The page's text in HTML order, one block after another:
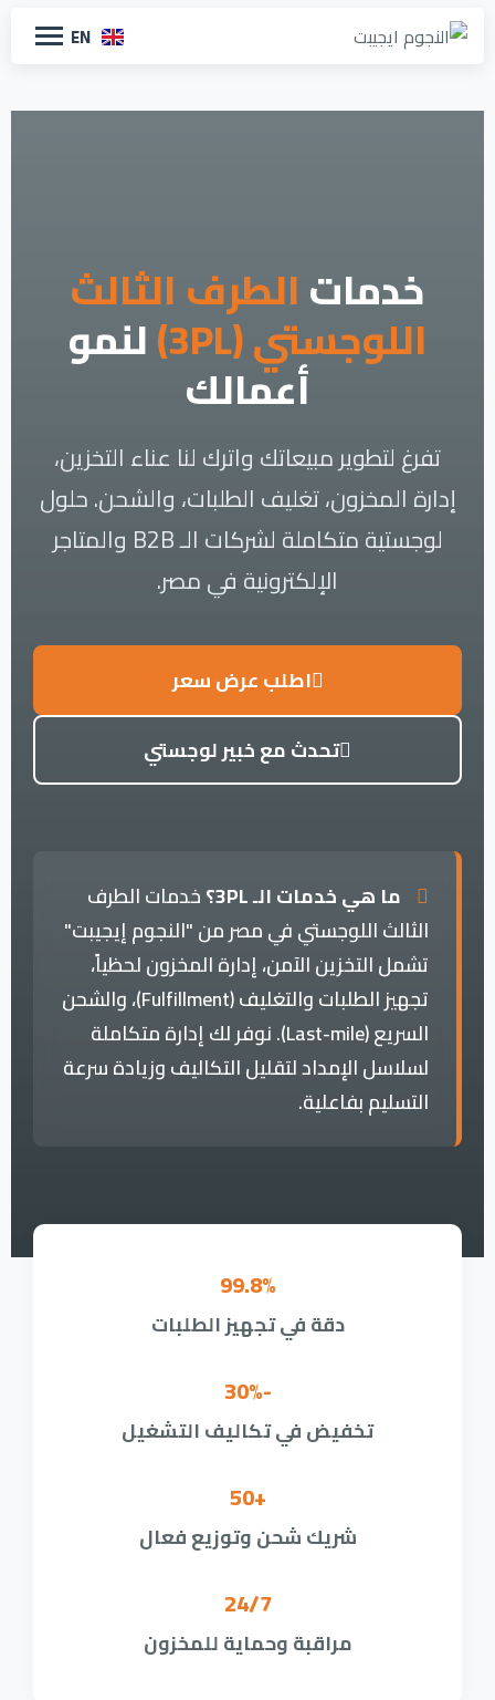
EN
خدماتالطرف الثالث
اللوجستي (3PL) لنمو
أعمالك
تفرغ لتطوير مبيعاتك واترك لنا عناء التخزين،
إدارة المخزون، تغليف الطلبات، والشحن. حلول
لوجستية متكاملة لشركات الـ B2B والمتاجر
الإلكترونية في مصر.
اطلب عرض سعر
تحدث مع خبير لوجستي
ما هي خدمات الـ 3PL؟
خدمات الطرف
الثالث اللوجستي في مصر من "النجوم إيجيبت"
تشمل التخزين الآمن، إدارة المخزون لحظياً،
تجهيز الطلبات والتغليف (Fulfillment)، والشحن
السريع (Last-mile). نوفر لك إدارة متكاملة
لسلاسل الإمداد لتقليل التكاليف وزيادة سرعة
التسليم بفاعلية.
99.8%
دقة في تجهيز الطلبات
-30%
تخفيض في تكاليف التشغيل
+50
شريك شحن وتوزيع فعال
24/7
مراقبة وحماية للمخزون